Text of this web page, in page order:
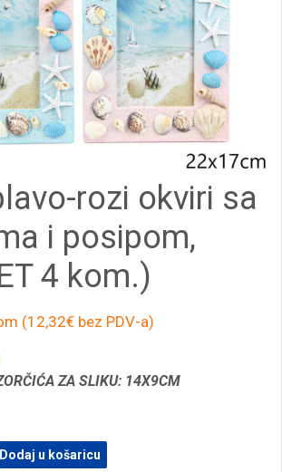
rozi okviri sa
i posipom,
4 kom.)
(12,32€ bez PDV-a)
ZA SLIKU: 14X9CM
Dodaj u košaricu